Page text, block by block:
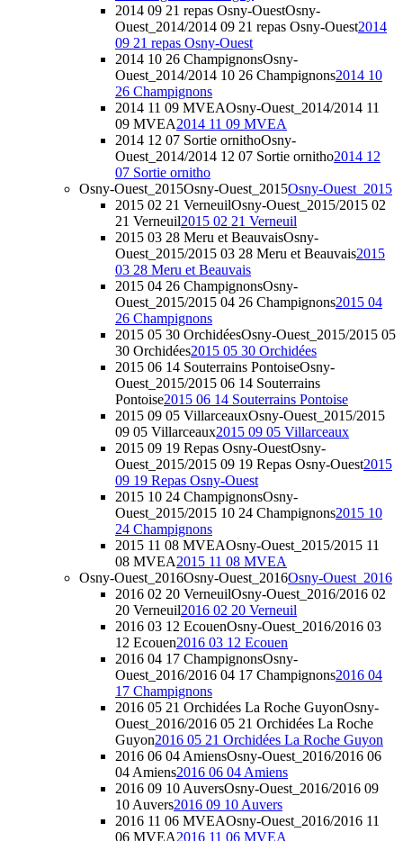
2014 09 21 repas Osny-OuestOsny-
Ouest_2014/2014 09 21 repas Osny-Ouest2014
09 21 repas Osny-Ouest
2014 10 26 ChampignonsOsny-
Ouest_2014/2014 10 26 Champignons2014 10
26 Champignons
2014 11 09 MVEAOsny-Ouest_2014/2014 11
09 MVEA2014 11 09 MVEA
2014 12 07 Sortie ornithoOsny-
Ouest_2014/2014 12 07 Sortie ornitho2014 12
07 Sortie ornitho
Osny-Ouest_2015Osny-Ouest_2015Osny-Ouest_2015
2015 02 21 VerneuilOsny-Ouest_2015/2015 02
21 Verneuil2015 02 21 Verneuil
2015 03 28 Meru et BeauvaisOsny-
Ouest_2015/2015 03 28 Meru et Beauvais2015
03 28 Meru et Beauvais
2015 04 26 ChampignonsOsny-
Ouest_2015/2015 04 26 Champignons2015 04
26 Champignons
2015 05 30 OrchidéesOsny-Ouest_2015/2015 05
30 Orchidées2015 05 30 Orchidées
2015 06 14 Souterrains PontoiseOsny-
Ouest_2015/2015 06 14 Souterrains
Pontoise2015 06 14 Souterrains Pontoise
2015 09 05 VillarceauxOsny-Ouest_2015/2015
09 05 Villarceaux2015 09 05 Villarceaux
2015 09 19 Repas Osny-OuestOsny-
Ouest_2015/2015 09 19 Repas Osny-Ouest2015
09 19 Repas Osny-Ouest
2015 10 24 ChampignonsOsny-
Ouest_2015/2015 10 24 Champignons2015 10
24 Champignons
2015 11 08 MVEAOsny-Ouest_2015/2015 11
08 MVEA2015 11 08 MVEA
Osny-Ouest_2016Osny-Ouest_2016Osny-Ouest_2016
2016 02 20 VerneuilOsny-Ouest_2016/2016 02
20 Verneuil2016 02 20 Verneuil
2016 03 12 EcouenOsny-Ouest_2016/2016 03
12 Ecouen2016 03 12 Ecouen
2016 04 17 ChampignonsOsny-
Ouest_2016/2016 04 17 Champignons2016 04
17 Champignons
2016 05 21 Orchidées La Roche GuyonOsny-
Ouest_2016/2016 05 21 Orchidées La Roche
Guyon2016 05 21 Orchidées La Roche Guyon
2016 06 04 AmiensOsny-Ouest_2016/2016 06
04 Amiens2016 06 04 Amiens
2016 09 10 AuversOsny-Ouest_2016/2016 09
10 Auvers2016 09 10 Auvers
2016 11 06 MVEAOsny-Ouest_2016/2016 11
06 MVEA2016 11 06 MVEA